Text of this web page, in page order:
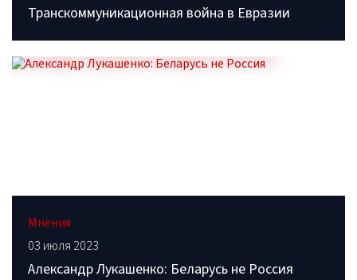
Транскоммуникационная война в Евразии
Мнения
03 июля 2023
Александр Лукашенко: Беларусь не Россия